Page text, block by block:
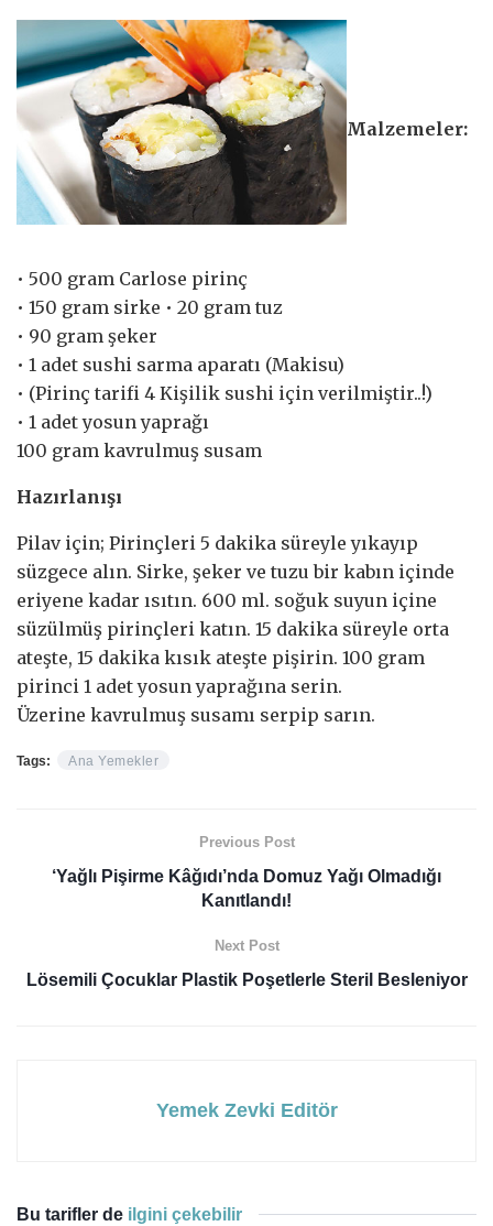
Malzemeler:
• 500 gram Carlose pirinç
• 150 gram sirke • 20 gram tuz
• 90 gram şeker
• 1 adet sushi sarma aparatı (Makisu)
• (Pirinç tarifi 4 Kişilik sushi için verilmiştir..!)
• 1 adet yosun yaprağı
100 gram kavrulmuş susam
Hazırlanışı
Pilav için; Pirinçleri 5 dakika süreyle yıkayıp
süzgece alın. Sirke, şeker ve tuzu bir kabın içinde
eriyene kadar ısıtın. 600 ml. soğuk suyun içine
süzülmüş pirinçleri katın. 15 dakika süreyle orta
ateşte, 15 dakika kısık ateşte pişirin. 100 gram
pirinci 1 adet yosun yaprağına serin.
Üzerine kavrulmuş susamı serpip sarın.
Tags: Ana Yemekler
Previous Post
‘Yağlı Pişirme Kâğıdı’nda Domuz Yağı Olmadığı
Kanıtlandı!
Next Post
Lösemili Çocuklar Plastik Poşetlerle Steril Besleniyor
Yemek Zevki Editör
Bu tarifler de ilgini çekebilir